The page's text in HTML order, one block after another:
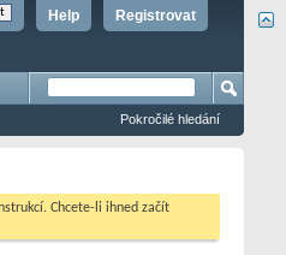
Registrovat
Help
Pokročilé hledání
Chcete-li ihned začít